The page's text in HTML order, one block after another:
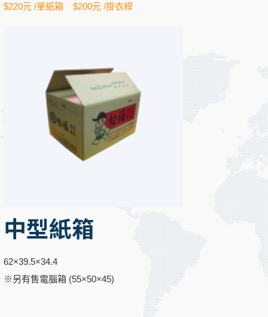
$220元 /單紙箱 $200元 /掛衣桿
中型紙箱
62×39.5×34.4
※另有售電腦箱 (55×50×45)